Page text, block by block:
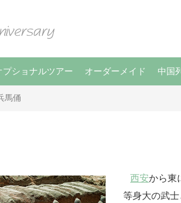
プショナルツアー オーダーメイド 中国
馬俑
西安から東
等身大の武